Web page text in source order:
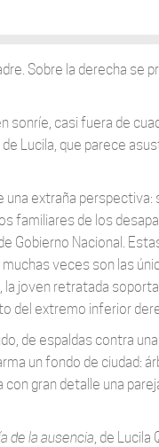
Sobre la derecha se
sonríe, casi fuera de
Lucila, que parece
una extraña
familiares de los
Gobierno Nacional.
veces son las
joven retratada
del extremo inferior
de espaldas contra
un fondo de ciudad:
gran detalle una
de la ausencia, de Lucila